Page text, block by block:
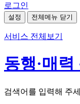
로그인
설정 전체메뉴 닫기
서비스 전체보기
동행·매
검색어를 입력해 주